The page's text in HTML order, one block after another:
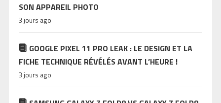
SON APPAREIL PHOTO
3 jours ago
GOOGLE PIXEL 11 PRO LEAK : LE DESIGN ET LA
FICHE TECHNIQUE RÉVÉLÉS AVANT L’HEURE !
3 jours ago